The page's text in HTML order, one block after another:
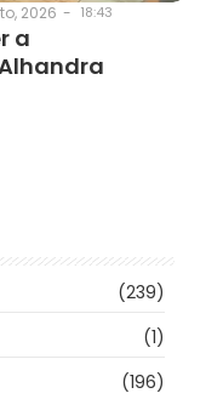
2026 - 18:43
a
(239)
(1)
(196)